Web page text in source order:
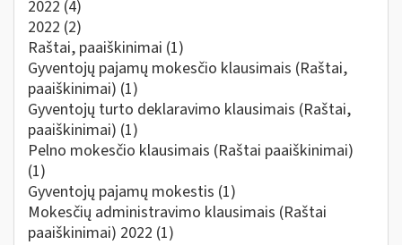
2022 (4)
2022 (2)
Raštai, paaiškinimai (1)
Gyventojų pajamų mokesčio klausimais (Raštai,
paaiškinimai) (1)
Gyventojų turto deklaravimo klausimais (Raštai,
paaiškinimai) (1)
Pelno mokesčio klausimais (Raštai paaiškinimai)
(1)
Gyventojų pajamų mokestis (1)
Mokesčių administravimo klausimais (Raštai
paaiškinimai) 2022 (1)